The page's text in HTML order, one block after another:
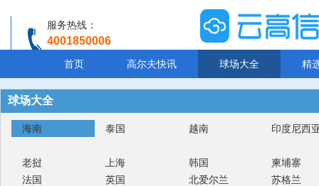
服务热线：
4001850006
首页 高尔夫快讯 球场大全 精
球场大全
海南 泰国 越南 印度尼西
老挝 上海 韩国
柬埔寨
法国
英国 北爱尔兰
苏格兰